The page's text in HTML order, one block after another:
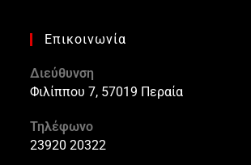
Επικοινωνία
Διεύθυνση
Φιλίππου 7, 57019 Περαία
Τηλέφωνο
23920 20322